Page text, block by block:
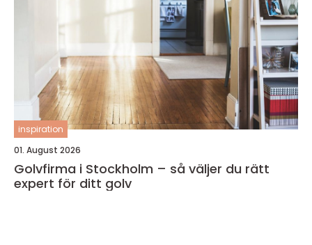
inspiration
01. August 2026
Golvfirma i Stockholm – så väljer du rätt
expert för ditt golv